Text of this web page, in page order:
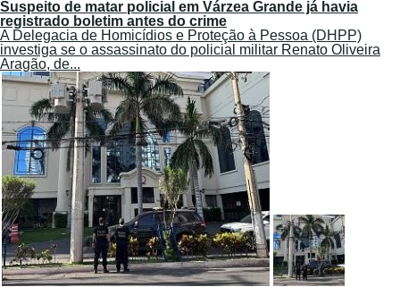
Suspeito de matar policial em Várzea Grande já havia
registrado boletim antes do crime
A Delegacia de Homicídios e Proteção à Pessoa (DHPP)
investiga se o assassinato do policial militar Renato Oliveira
Aragão, de...